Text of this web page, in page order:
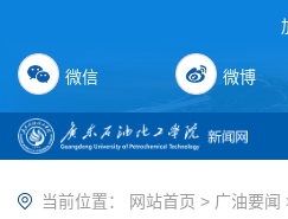
微信 微博
当前位置： 网站首页 > 广油要闻